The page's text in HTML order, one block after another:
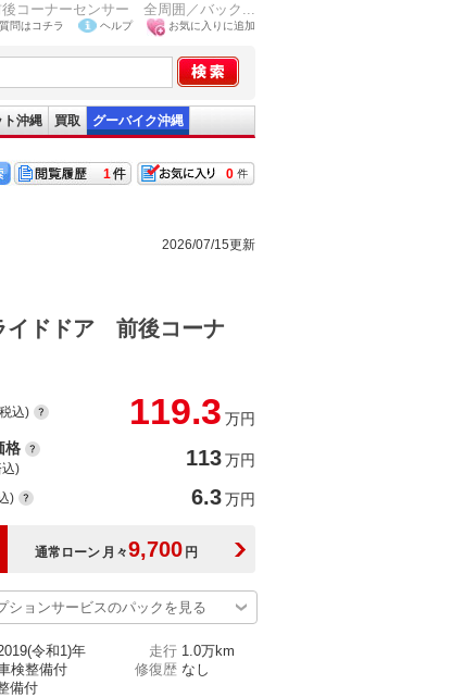
コーナーセンサー 全周囲／バック...
質問はコチラ ヘルプ お気に入りに追加
ト沖縄 買取 グーバイク沖縄
0
1
2026/07/15更新
ドドア 前後コーナ
込) 119.3 万円
格
) 113万円
) 6.3万円
通常ローン 月々9,700 円
ションサービスのパックを見る
令和1)年 走行 1.0万km
検整備付 修復歴 なし
備付